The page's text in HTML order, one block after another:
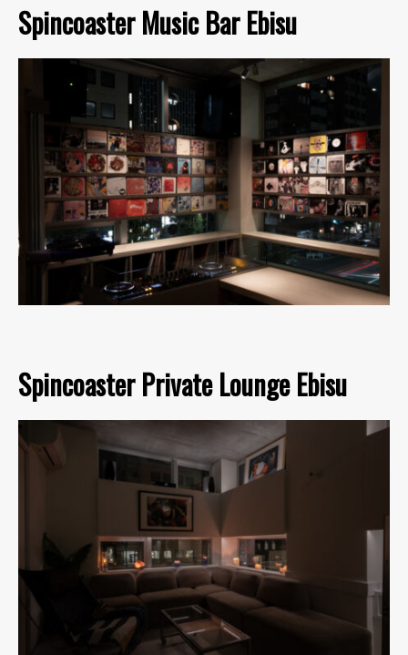
Spincoaster Music Bar Ebisu
Spincoaster Private Lounge Ebisu